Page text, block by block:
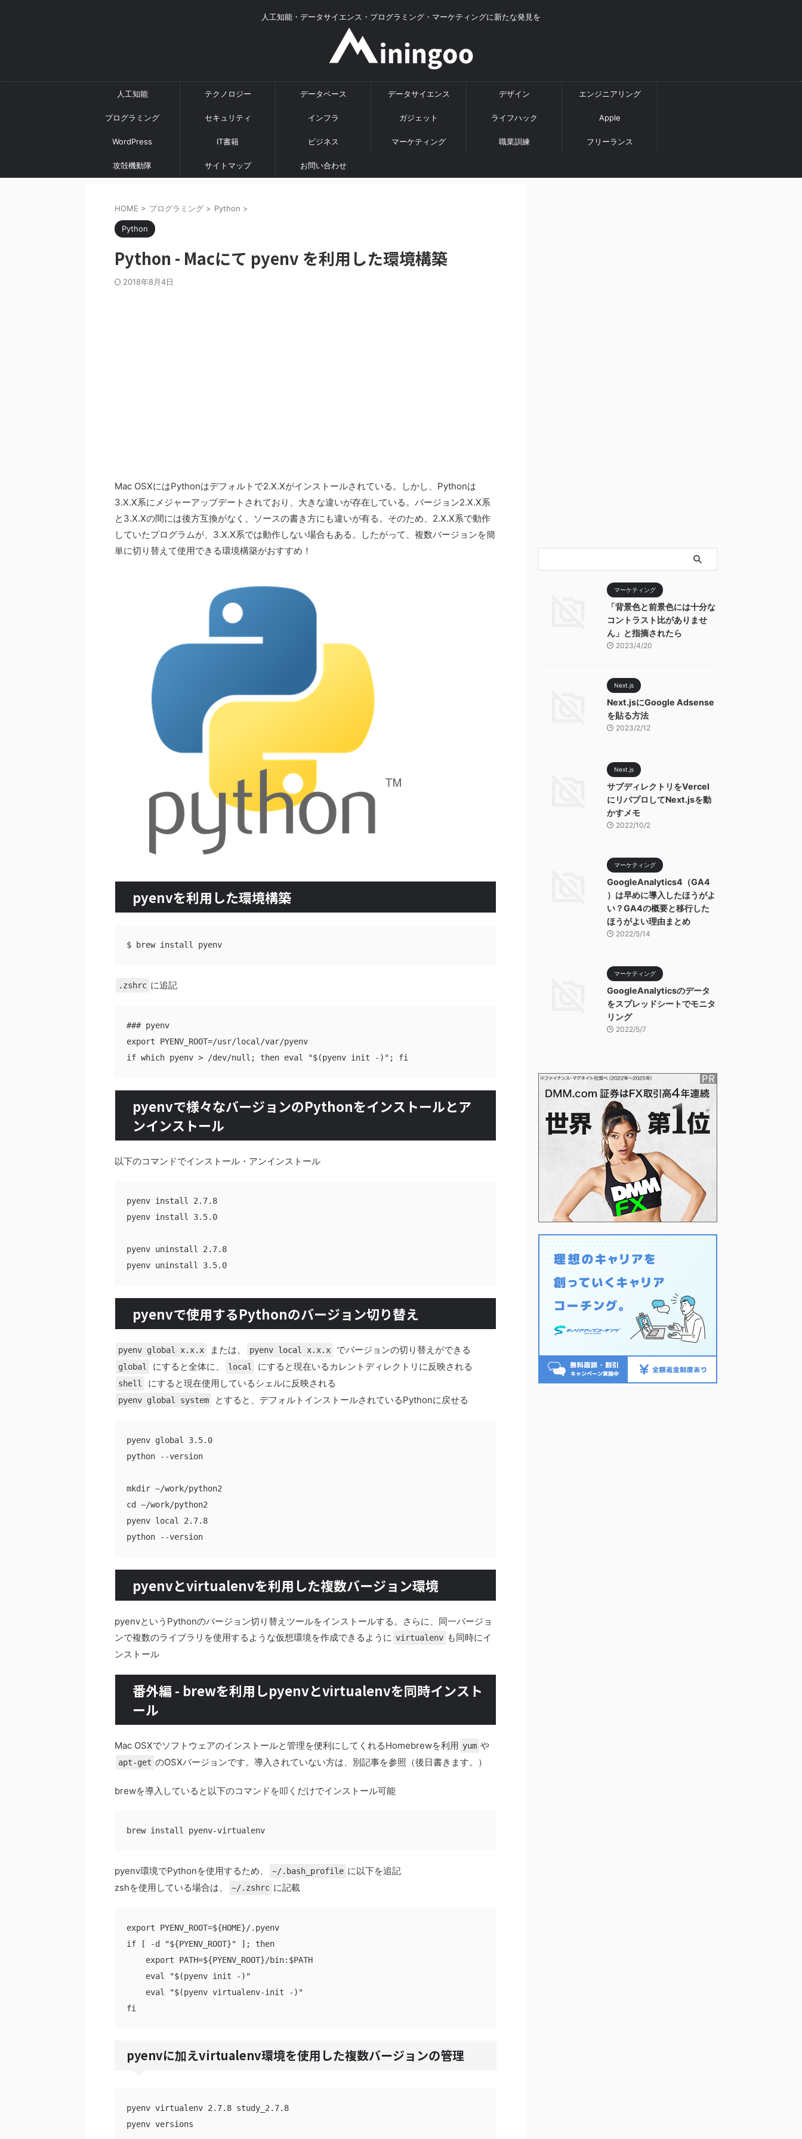
人工知能・データサイエンス・プログラミング・マーケティングに新たな発見を
人工知能 テクノロジー データベース データサイエンス デザイン エンジニアリング
プログラミング セキュリティ インフラ ガジェット ライフハック Apple
WordPress IT書籍 ビジネス マーケティング 職業訓練 フリーランス
攻殻機動隊 サイトマップ お問い合わせ
HOME > プログラミング > Python >
Python
Python - Macにて pyenv を利用した環境構築
2018年8月4日
Mac OSXにはPythonはデフォルトで2.X.Xがインストールされている。しかし、Pythonは
3.X.X系にメジャーアップデートされており、大きな違いが存在している。バージョン2.X.X系
と3.X.Xの間には後方互換がなく、ソースの書き方にも違いが有る。そのため、2.X.X系で動作
していたプログラムが、3.X.X系では動作しない場合もある。したがって、複数バージョンを簡
単に切り替えて使用できる環境構築がおすすめ！
pyenvを利用した環境構築
.zshrc に追記
### pyenv
export PYENV_ROOT=/usr/local/var/pyenv
pyenvで様々なバージョンのPythonをインストールとア
ンインストール
以下のコマンドでインストール・アンインストール
pyenv install 2.7.8
pyenv install 3.5.0
pyenv uninstall 2.7.8
pyenvで使用するPythonのバージョン切り替え
pyenv global x.x.x または、 pyenv local x.x.x でバージョンの切り替えができる
global にすると全体に、 local にすると現在いるカレントディレクトリに反映される
shell にすると現在使用しているシェルに反映される
pyenv global system とすると、デフォルトインストールされているPythonに戻せる
pyenv global 3.5.0
python --version
mkdir ~/work/python2
cd ~/work/python2
pyenv local 2.7.8
pyenvとvirtualenvを利用した複数バージョン環境
pyenvというPythonのバージョン切り替えツールをインストールする。さらに、同一バージョ
ンで複数のライブラリを使用するような仮想環境を作成できるように virtualenv も同時にイ
ンストール
番外編 - brewを利用しpyenvとvirtualenvを同時インスト
ール
Mac OSXでソフトウェアのインストールと管理を便利にしてくれるHomebrewを利用 yum や
apt-get のOSXバージョンです。導入されていない方は、別記事を参照（後日書きます。）
brewを導入していると以下のコマンドを叩くだけでインストール可能
pyenv環境でPythonを使用するため、 ~/.bash_profile に以下を追記
zshを使用している場合は、
~/.zshrc に記載
export PYENV_ROOT=${HOME}/.pyenv
if [ -d "${PYENV_ROOT}" ]; then
    export PATH=${PYENV_ROOT}/bin:$PATH
    eval "$(pyenv init -)"
    eval "$(pyenv virtualenv-init -)"
pyenvに加えvirtualenv環境を使用した複数バージョンの管理
pyenv virtualenv 2.7.8 study_2.7.8
pyenv versions
マーケティング
「背景色と前景色には十分な
コントラスト比がありませ
ん」と指摘されたら
2023/4/20
Next.js
Next.jsにGoogle Adsense
を貼る方法
2023/2/12
Next.js
サブディレクトリをVercel
にリバプロしてNext.jsを動
かすメモ
2022/10/2
マーケティング
GoogleAnalytics4（GA4
）は早めに導入したほうがよ
い？GA4の概要と移行した
ほうがよい理由まとめ
2022/5/14
マーケティング
GoogleAnalyticsのデータ
をスプレッドシートでモニタ
リング
2022/5/7